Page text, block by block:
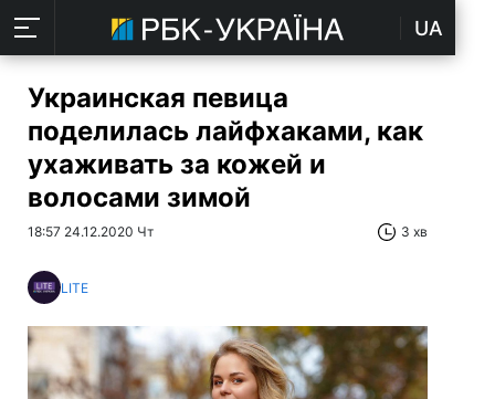
UA
Украинская певица
поделилась лайфхаками, как
ухаживать за кожей и
волосами зимой
18:57 24.12.2020 Чт 3 хв
LITE